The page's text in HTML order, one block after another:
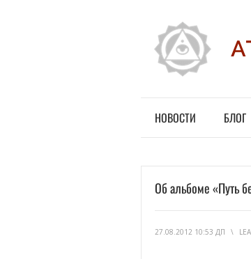
НОВОСТИ БЛОГ
Об альбоме «Путь
27.08.2012 10:53 ДП \